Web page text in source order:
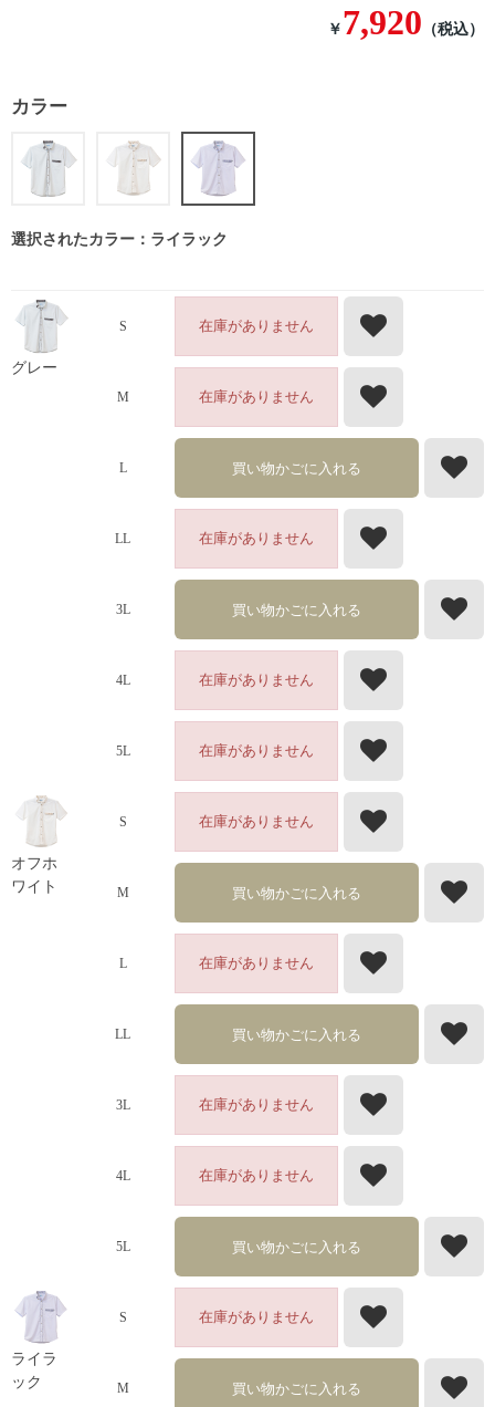
￥ 7,920 （税込）
カラー
選択されたカラー：ライラック
グレー
S 在庫がありません
M 在庫がありません
L 買い物かごに入れる
LL 在庫がありません
3L 買い物かごに入れる
4L 在庫がありません
5L 在庫がありません
オフホ
ワイト
S 在庫がありません
M 買い物かごに入れる
L 在庫がありません
LL 買い物かごに入れる
3L 在庫がありません
4L 在庫がありません
5L 買い物かごに入れる
ライラ
ック
S 在庫がありません
M 買い物かごに入れる